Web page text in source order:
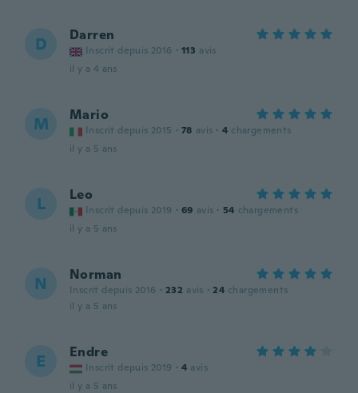
D Darren
Inscrit depuis 2016 · 113 avis
il y a 4 ans
M Mario
Inscrit depuis 2015 · 78 avis · 4 chargements
il y a 5 ans
L Leo
Inscrit depuis 2019 · 69 avis · 54 chargements
il y a 5 ans
N Norman
Inscrit depuis 2016 · 232 avis · 24 chargements
il y a 5 ans
E Endre
Inscrit depuis 2019 · 4 avis
il y a 5 ans